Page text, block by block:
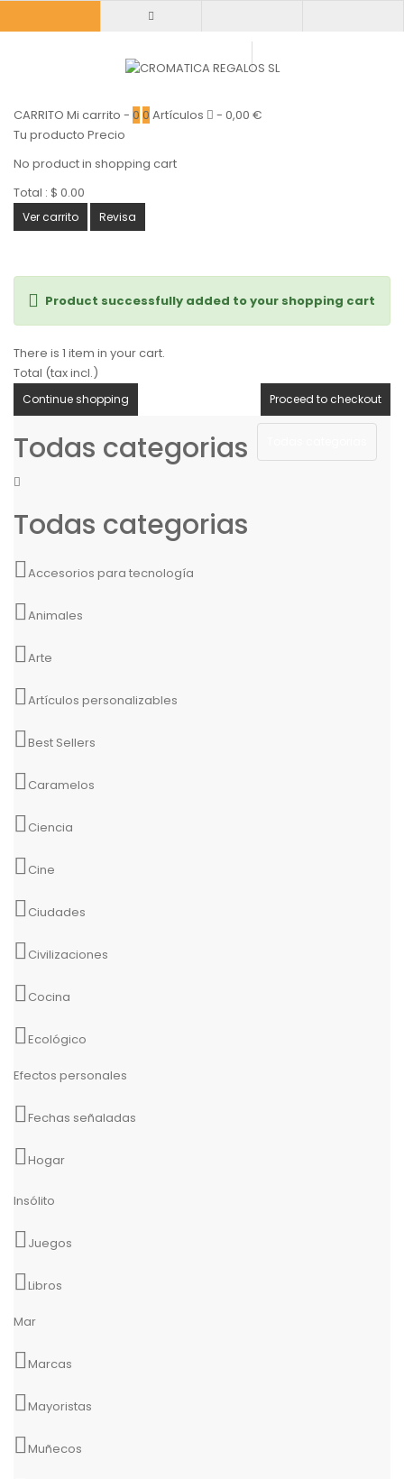
CARRITO Mi carrito - 0 0 Artículos - 0,00 €
Tu producto Precio
No product in shopping cart
Total : $ 0.00
Ver carrito Revisa
Product successfully added to your shopping cart
There is 1 item in your cart.
Total (tax incl.)
Continue shopping Proceed to checkout
Todas categorias
Todas categorias
Accesorios para tecnología
Animales
Arte
Artículos personalizables
Best Sellers
Caramelos
Ciencia
Cine
Ciudades
Civilizaciones
Cocina
Ecológico
Efectos personales
Fechas señaladas
Hogar
Insólito
Juegos
Libros
Mar
Marcas
Mayoristas
Muñecos